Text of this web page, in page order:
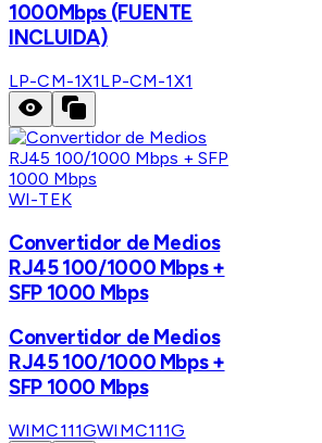
1000Mbps (FUENTE
INCLUIDA)
LP-CM-1X1LP-CM-1X1
WI-TEK
Convertidor de Medios
RJ45 100/1000 Mbps +
SFP 1000 Mbps
Convertidor de Medios
RJ45 100/1000 Mbps +
SFP 1000 Mbps
WIMC111GWIMC111G